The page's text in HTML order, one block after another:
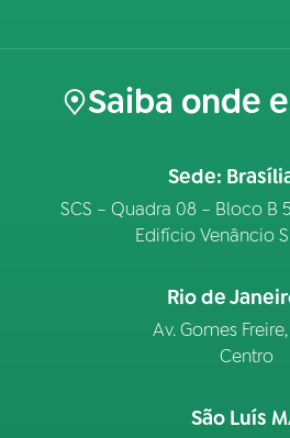
Saiba onde
Sede:
SCS – Quadra 08 – Bloco B
Edifício Venâncio
Rio de
Av. Gomes Freire,
Centro
São Luís